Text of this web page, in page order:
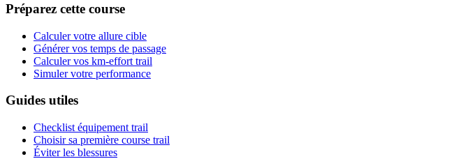
Préparez cette course
Calculer votre allure cible
Générer vos temps de passage
Calculer vos km-effort trail
Simuler votre performance
Guides utiles
Checklist équipement trail
Choisir sa première course trail
Éviter les blessures